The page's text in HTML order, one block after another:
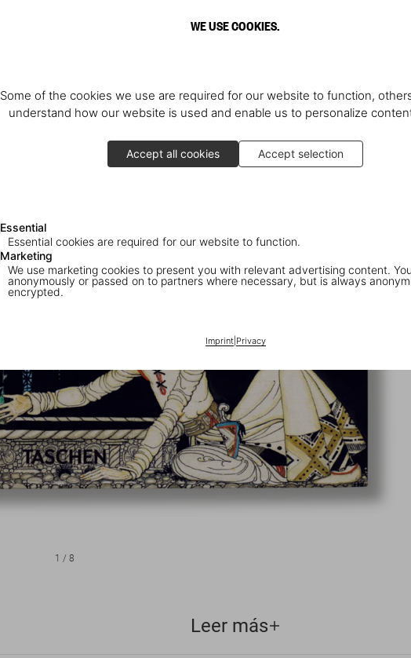
WE USE COOKIES.
Some of the cookies we use are required for our website to function,
understand how our website is used and enable us to personalize
Accept all cookies Accept selection
Essential
Essential cookies are required for our website to function.
Marketing
We use marketing cookies to present you with relevant advertising content.
anonymously or passed on to partners where necessary, but is always
encrypted.
Imprint| Privacy
1 /8
Leer más